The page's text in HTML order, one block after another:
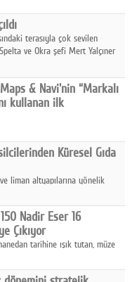
de uluslararası pazarlarda
terasıyla çok sevilen
ve Okra şefi Mert Yalçıner
& Navi'nin “Markalı
kullanan ilk
ve Yandex Ads iş birliğiyle
Rota" reklam formatını
Küresel Gıda
liman altyapılarına yönelik
Nadir Eser 16
Çıkıyor
tarihine ışık tutan, müze
düzenleyeceği özel müzayedede